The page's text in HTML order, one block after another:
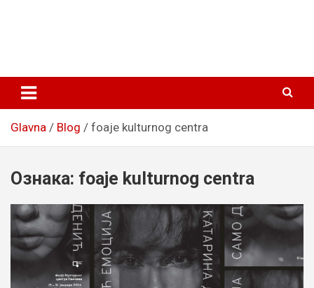
Glavna Blog foaje kulturnog centra
Ознака: foaje kulturnog centra